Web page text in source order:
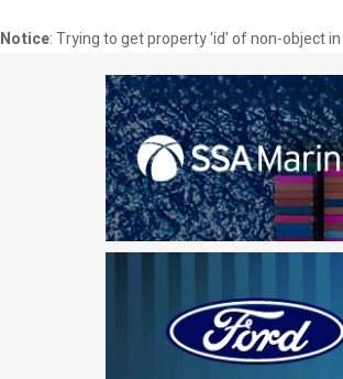
Notice: Trying to get property 'id' of non-object in